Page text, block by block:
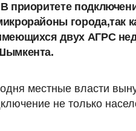
приоритете
города,так
двух АГРС
местные власти
не только